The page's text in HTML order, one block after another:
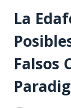
La
Falsos